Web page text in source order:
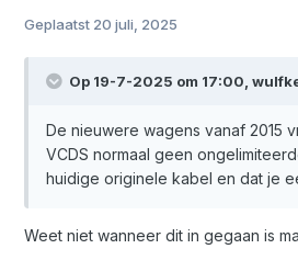
Geplaatst 20 juli, 2025
Op 19-7-2025 om 17:00,
De nieuwere wagens vanaf 2015
VCDS normaal geen
huidige originele kabel en dat je
Weet niet wanneer dit in gegaan is